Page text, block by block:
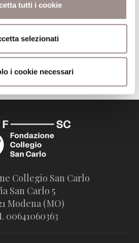
tutti i cookie
selezionati
i cookie necessari
Raffaello Cortina
alla Biblioteca San Carlo
Collegio San Carlo
San Carlo 5
Modena (MO)
00641060363